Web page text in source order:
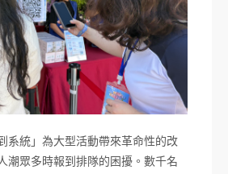
系統」為大型活動帶來革命性的改
潮眾多時報到排隊的困擾。數千名